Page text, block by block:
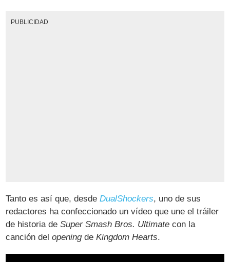
PUBLICIDAD
Tanto es así que, desdeDualShockers, uno de sus
redactores ha confeccionado un vídeo que une el tráiler
de historia deSuper Smash Bros. Ultimate con la
canción delopeningdeKingdom Hearts.